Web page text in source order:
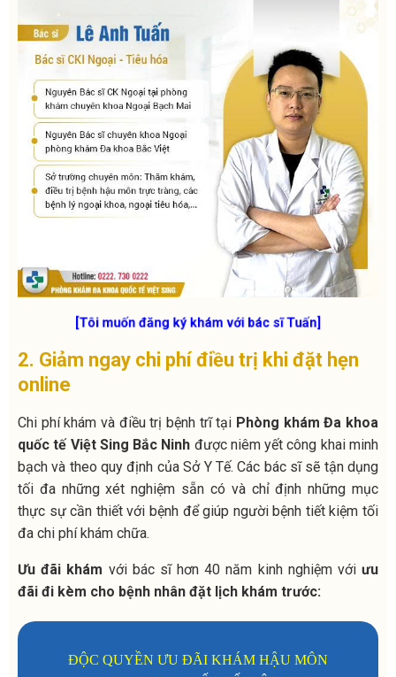
[Tôi muốn đăng ký khám với bác sĩ Tuấn]
2. Giảm ngay chi phí điều trị khi đặt hẹn
online
Chi phí khám và điều trị bệnh trĩ tại Phòng khám Đa khoa
quốc tế Việt Sing Bắc Ninh được niêm yết công khai minh
bạch và theo quy định của Sở Y Tế. Các bác sĩ sẽ tận dụng
tối đa những xét nghiệm sẵn có và chỉ định những mục
thực sự cần thiết với bệnh để giúp người bệnh tiết kiệm tối
đa chi phí khám chữa.
Ưu đãi khám với bác sĩ hơn 40 năm kinh nghiệm vớiưu
đãi đi kèm cho bệnh nhân đặt lịch khám trước:
ĐỘC QUYỀN ƯU ĐÃI KHÁM HẬU MÔN